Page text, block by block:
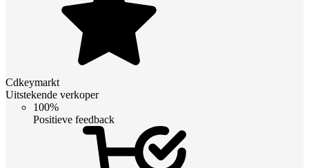
Cdkeymarkt
Uitstekende verkoper
100%
Positieve feedback